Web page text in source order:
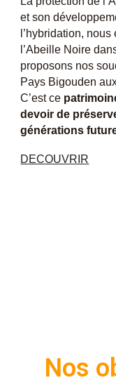
et son
l’hybridation,
l’Abeille Noire
proposons nos
Pays Bigouden
C’est ce
devoir de
générations
DECOUVRIR
Nos